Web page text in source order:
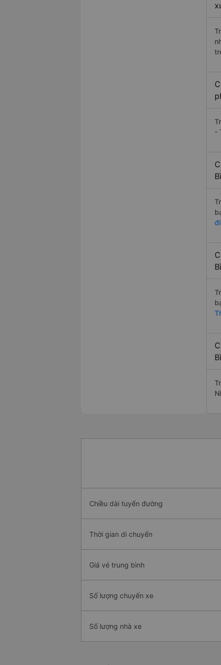
-
Chiều dài tuyến đường
Thời gian di chuyển
Giá vé trung bình
Số lượng chuyến xe
Số lượng nhà xe